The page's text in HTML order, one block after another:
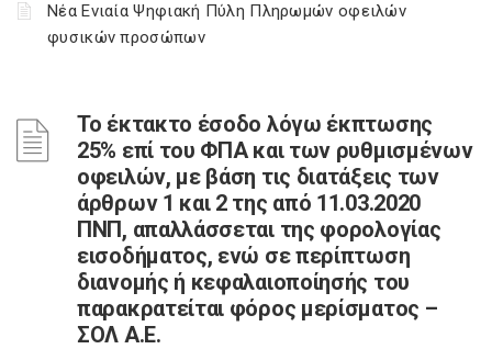
Νέα Ενιαία Ψηφιακή Πύλη Πληρωμών οφειλών
φυσικών προσώπων
Το έκτακτο έσοδο λόγω έκπτωσης
25% επί του ΦΠΑ και των ρυθμισμένων
οφειλών, με βάση τις διατάξεις των
άρθρων 1 και 2 της από 11.03.2020
ΠΝΠ, απαλλάσσεται της φορολογίας
εισοδήματος, ενώ σε περίπτωση
διανομής ή κεφαλαιοποίησής του
παρακρατείται φόρος μερίσματος –
ΣΟΛ Α.Ε.